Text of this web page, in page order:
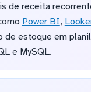
de receita
Power BI,
estoque em
e MySQL.